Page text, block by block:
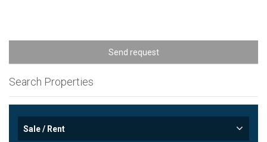
Send request
Search Properties
Sale / Rent